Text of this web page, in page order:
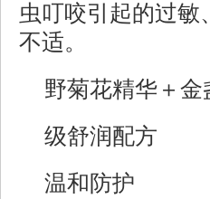
虫叮咬引起的过敏
不适。
野菊花精华＋金
级舒润配方
温和防护